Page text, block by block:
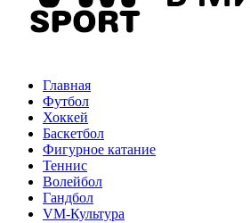
Главная
Футбол
Хоккей
Баскетбол
Фигурное катание
Теннис
Волейбол
Гандбол
VM-Культура